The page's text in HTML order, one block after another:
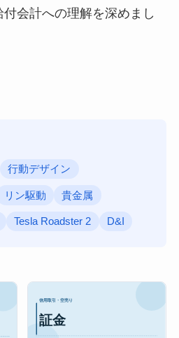
付会計への理解を深めまし
行動デザイン
リン駆動 貴金属
Tesla Roadster 2 D&I